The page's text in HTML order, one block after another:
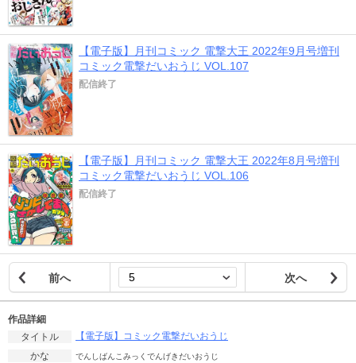
【電子版】月刊コミック 電撃大王 2022年9月号増刊
コミック電撃だいおうじ VOL.107
配信終了
【電子版】月刊コミック 電撃大王 2022年8月号増刊
コミック電撃だいおうじ VOL.106
配信終了
前へ 次へ
作品詳細
タイトル
【電子版】コミック電撃だいおうじ
かな
でんしばんこみっくでんげきだいおうじ